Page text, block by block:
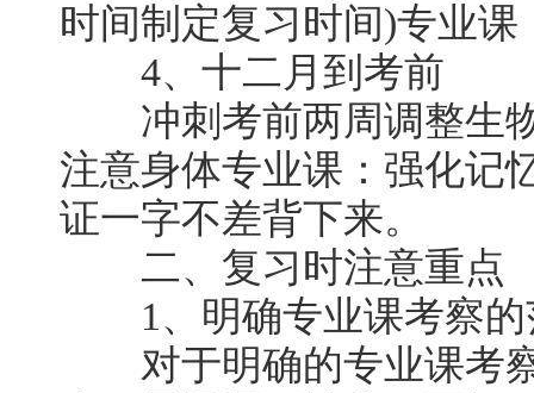
时间制定复习时间)专业
4、十二月到考前
冲刺考前两周调整生物
注意身体专业课：强化记
证一字不差背下来。
二、复习时注意重点
1、明确专业课考察的
对于明确的专业课考察